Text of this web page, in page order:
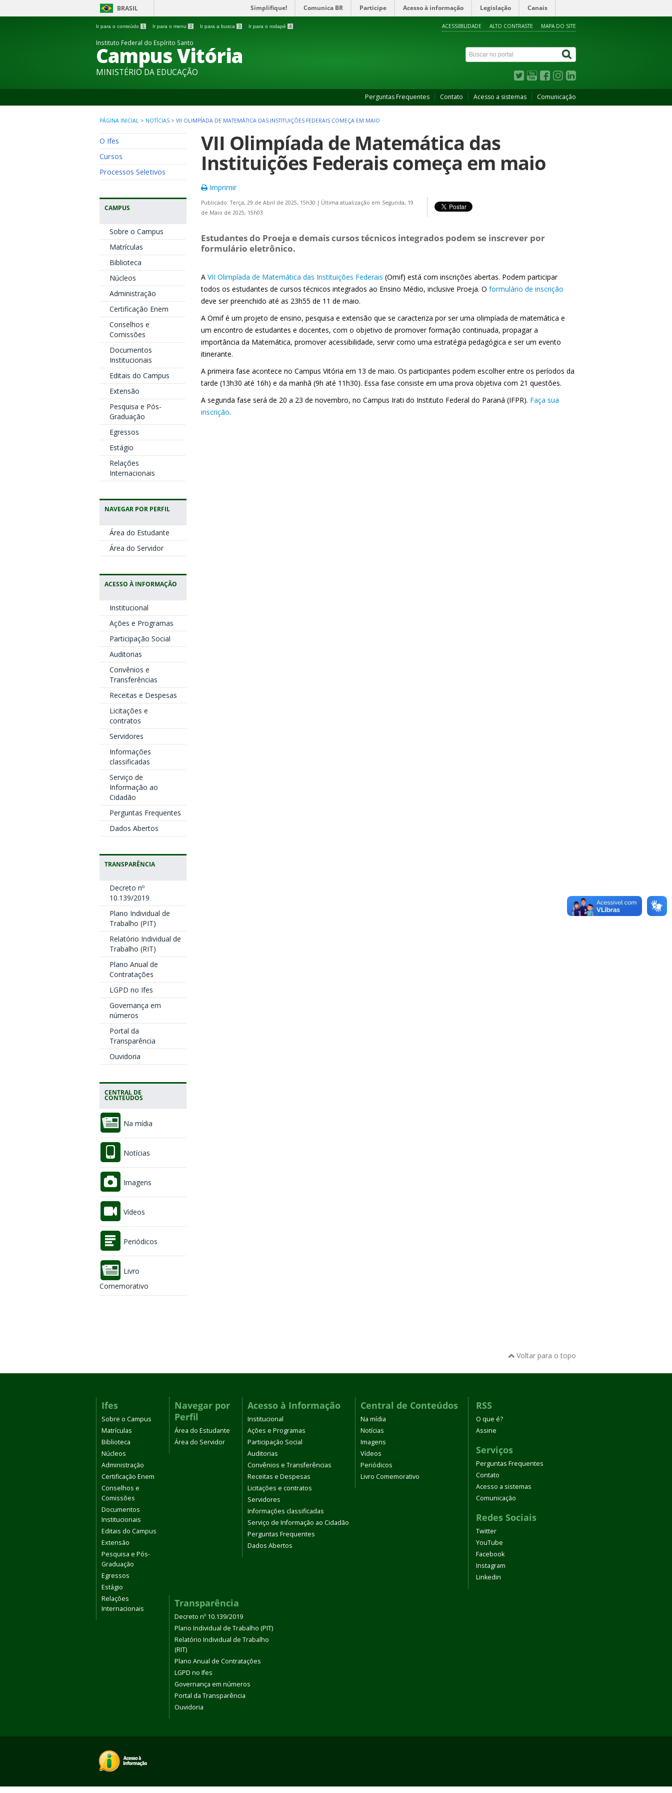
BRASIL Simplifique! Comunica BR Participe Acesso à informação Legislação Canais
Ir para o conteúdo 1 Ir para o menu 2 Ir para a busca 3 Ir para o rodapé 4 ACESSIBILIDADE ALTO CONTRASTE MAPA DO SITE
Instituto Federal do Espírito Santo
Campus Vitória
MINISTÉRIO DA EDUCAÇÃO
Perguntas Frequentes Contato Acesso a sistemas Comunicação
PÁGINA INICIAL > NOTÍCIAS > VII OLIMPÍADA DE MATEMÁTICA DAS INSTITUIÇÕES FEDERAIS COMEÇA EM MAIO
O Ifes
Cursos
Processos Seletivos
CAMPUS
Sobre o Campus
Matrículas
Biblioteca
Núcleos
Administração
Certificação Enem
Conselhos e
Comissões
Documentos
Institucionais
Editais do Campus
Extensão
Pesquisa e Pós-
Graduação
Egressos
Estágio
Relações
Internacionais
NAVEGAR POR PERFIL
Área do Estudante
Área do Servidor
ACESSO À INFORMAÇÃO
Institucional
Ações e Programas
Participação Social
Auditorias
Convênios e
Transferências
Receitas e Despesas
Licitações e
contratos
Servidores
Informações
classificadas
Serviço de
Informação ao
Cidadão
Perguntas Frequentes
Dados Abertos
TRANSPARÊNCIA
Decreto nº
10.139/2019
Plano Individual de
Trabalho (PIT)
Relatório Individual de
Trabalho (RIT)
Plano Anual de
Contratações
LGPD no Ifes
Governança em
números
Portal da
Transparência
Ouvidoria
CENTRAL DE
CONTEÚDOS
Na mídia
Notícias
Imagens
Vídeos
Periódicos
Livro
Comemorativo
VII Olimpíada de Matemática das
Instituições Federais começa em maio
Imprimir
Publicado: Terça, 29 de Abril de 2025, 15h30 | Última atualização em Segunda, 19
de Maio de 2025, 15h03
Estudantes do Proeja e demais cursos técnicos integrados podem se inscrever por
formulário eletrônico.
A VII Olimpíada de Matemática das Instituições Federais (Omif) está com inscrições abertas. Podem participar
todos os estudantes de cursos técnicos integrados ao Ensino Médio, inclusive Proeja. O formulário de inscrição
deve ser preenchido até as 23h55 de 11 de maio.
A Omif é um projeto de ensino, pesquisa e extensão que se caracteriza por ser uma olimpíada de matemática e
um encontro de estudantes e docentes, com o objetivo de promover formação continuada, propagar a
importância da Matemática, promover acessibilidade, servir como uma estratégia pedagógica e ser um evento
itinerante.
A primeira fase acontece no Campus Vitória em 13 de maio. Os participantes podem escolher entre os períodos da
tarde (13h30 até 16h) e da manhã (9h até 11h30). Essa fase consiste em uma prova objetiva com 21 questões.
A segunda fase será de 20 a 23 de novembro, no Campus Irati do Instituto Federal do Paraná (IFPR). Faça sua
inscrição.
Voltar para o topo
Ifes
Sobre o Campus
Matrículas
Biblioteca
Núcleos
Administração
Certificação Enem
Conselhos e
Comissões
Documentos
Institucionais
Editais do Campus
Extensão
Pesquisa e Pós-
Graduação
Egressos
Estágio
Relações
Internacionais
Navegar por
Perfil
Área do Estudante
Área do Servidor
Acesso à Informação
Institucional
Ações e Programas
Participação Social
Auditorias
Convênios e Transferências
Receitas e Despesas
Licitações e contratos
Servidores
Informações classificadas
Serviço de Informação ao Cidadão
Perguntas Frequentes
Dados Abertos
Central de Conteúdos
Na mídia
Notícias
Imagens
Vídeos
Periódicos
Livro Comemorativo
RSS
O que é?
Assine
Serviços
Perguntas Frequentes
Contato
Acesso a sistemas
Comunicação
Redes Sociais
Twitter
YouTube
Facebook
Instagram
Linkedin
Transparência
Decreto nº 10.139/2019
Plano Individual de Trabalho (PIT)
Relatório Individual de Trabalho
(RIT)
Plano Anual de Contratações
LGPD no Ifes
Governança em números
Portal da Transparência
Ouvidoria